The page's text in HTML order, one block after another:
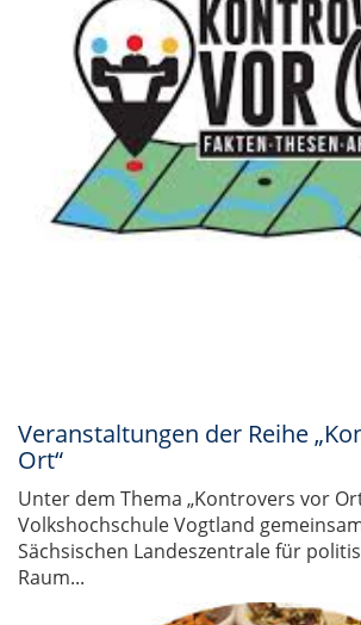
Veranstaltungen der Reihe
Ort“
Unter dem Thema „Kontrovers vor
Volkshochschule Vogtland
Sächsischen Landeszentrale für
Raum...